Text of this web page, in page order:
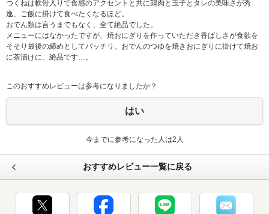
つくねは軟骨入りで食感のアクセントと共に鶏肉と玉子とタレの美味さが秀
逸、ご飯に掛けて食べたくなるほど。
おでん類は言うまでもなく、全て絶品でした。
メニューにはなかったですが、焼おにぎりを作っていただき香ばしさが食欲を
そそり最後の締めとしてバッチリ。おでんのつゆを焼きおにぎりに掛けて焼お
に茶漬けに、絶品です…。
このおすすめレビューは参考になりましたか？
はい
今までに参考になった人は2人
おすすめレビュー一覧に戻る